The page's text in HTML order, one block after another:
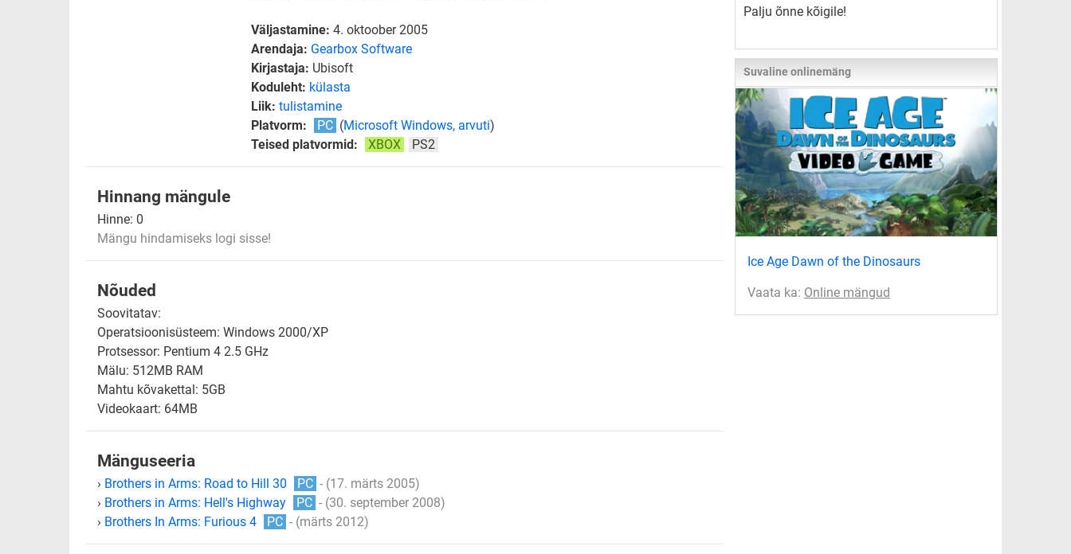
Väljastamine: 4. oktoober 2005
Arendaja: Gearbox Software
Kirjastaja: Ubisoft
Koduleht: külasta
Liik: tulistamine
Platvorm:
PC (Microsoft Windows, arvuti)
Teised platvormid:
XBOX PS2
Hinnang mängule
Hinne: 0
Mängu hindamiseks logi sisse!
Nõuded
Soovitatav:
Operatsioonisüsteem: Windows 2000/XP
Protsessor: Pentium 4 2.5 GHz
Mälu: 512MB RAM
Mahtu kõvakettal: 5GB
Videokaart: 64MB
Mänguseeria
› Brothers in Arms: Road to Hill 30 PC - (17. märts 2005)
› Brothers in Arms: Hell's Highway PC - (30. september 2008)
› Brothers In Arms: Furious 4 PC - (märts 2012)
Palju õnne kõigile!
Suvaline onlinemäng
Ice Age Dawn of the Dinosaurs
Vaata ka: Online mängud